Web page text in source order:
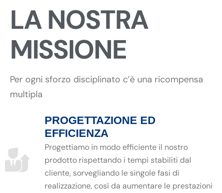
LA NOSTRA
MISSIONE
Per ogni sforzo disciplinato c’è una ricompensa
multipla
PROGETTAZIONE ED
EFFICIENZA
Progettiamo in modo efficiente il nostro
prodotto rispettando i tempi stabiliti dal
cliente, sorvegliando le singole fasi di
realizzazione, così da aumentare le prestazioni